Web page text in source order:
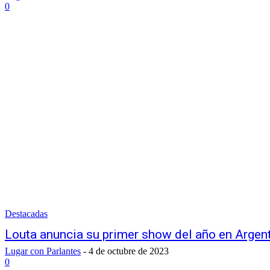
0
Destacadas
Louta anuncia su primer show del año en
Lugar con Parlantes - 4 de octubre de 2023
0